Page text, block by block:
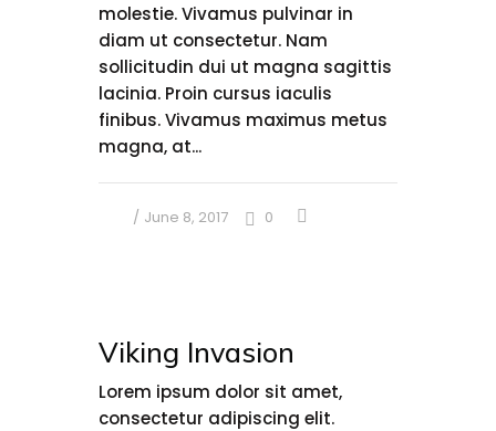
molestie. Vivamus pulvinar in
diam ut consectetur. Nam
sollicitudin dui ut magna sagittis
lacinia. Proin cursus iaculis
finibus. Vivamus maximus metus
magna, at...
June 8, 2017 0
Viking Invasion
Lorem ipsum dolor sit amet,
consectetur adipiscing elit.